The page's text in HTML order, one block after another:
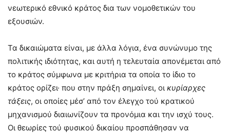
νεωτερικό εθνικό κράτος δια των νομοθετικών του
εξουσιών.
Τα δικαιώματα είναι, με άλλα λόγια, ένα συνώνυμο της
πολιτικής ιδιότητας, και αυτή η τελευταία απονέμεται από
το κράτος σύμφωνα με κριτήρια τα οποία το ίδιο το
κράτος ορίζει· που στην πράξη σημαίνει, οι κυρίαρχες
τάξεις, οι οποίες μέσ’ από τον έλεγχο τού κρατικού
μηχανισμού διαιωνίζουν τα προνόμια και την ισχύ τους.
Οι θεωρίες τού φυσικού δικαίου προσπάθησαν να